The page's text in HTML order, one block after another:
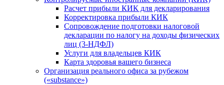
Расчет прибыли КИК для декларирования
Корректировка прибыли КИК
Сопровождение подготовки налоговой
декларации по налогу на доходы физических
лиц (3-НДФЛ)
Услуги для владельцев КИК
Карта здоровья вашего бизнеса
Организация реального офиса за рубежом
(«substance»)